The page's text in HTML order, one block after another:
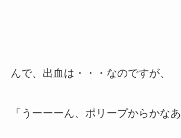
んで、出血は・・・なのですが、
「うーーーん、ポリープからかなあ